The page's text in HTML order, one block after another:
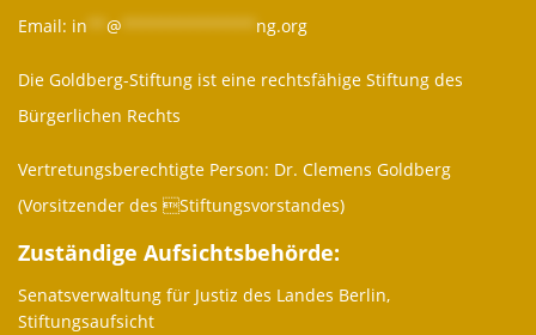
Email: in @ ************** ng.org
Die Goldberg-Stiftung ist eine rechtsfähige Stiftung des
Bürgerlichen Rechts
Vertretungsberechtigte Person: Dr. Clemens Goldberg
(Vorsitzender des Stiftungsvorstandes)
Zuständige Aufsichtsbehörde:
Senatsverwaltung für Justiz des Landes Berlin,
Stiftungsaufsicht